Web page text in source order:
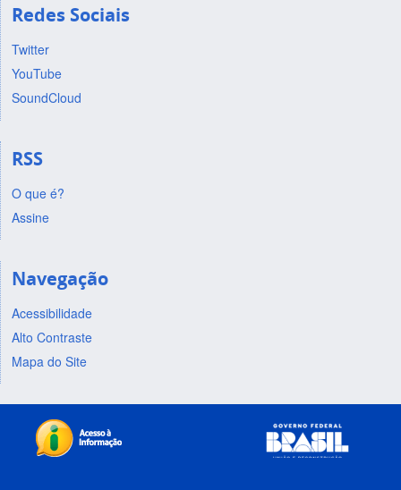
Redes Sociais
Twitter
YouTube
SoundCloud
RSS
O que é?
Assine
Navegação
Acessibilidade
Alto Contraste
Mapa do Site